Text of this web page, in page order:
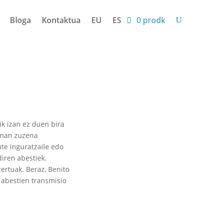
Bloga Kontaktua EU ES 0 prodk
izan ez duen bira
zuzena
inguratzaile edo
abestiek.
Beraz, Benito
transmisio